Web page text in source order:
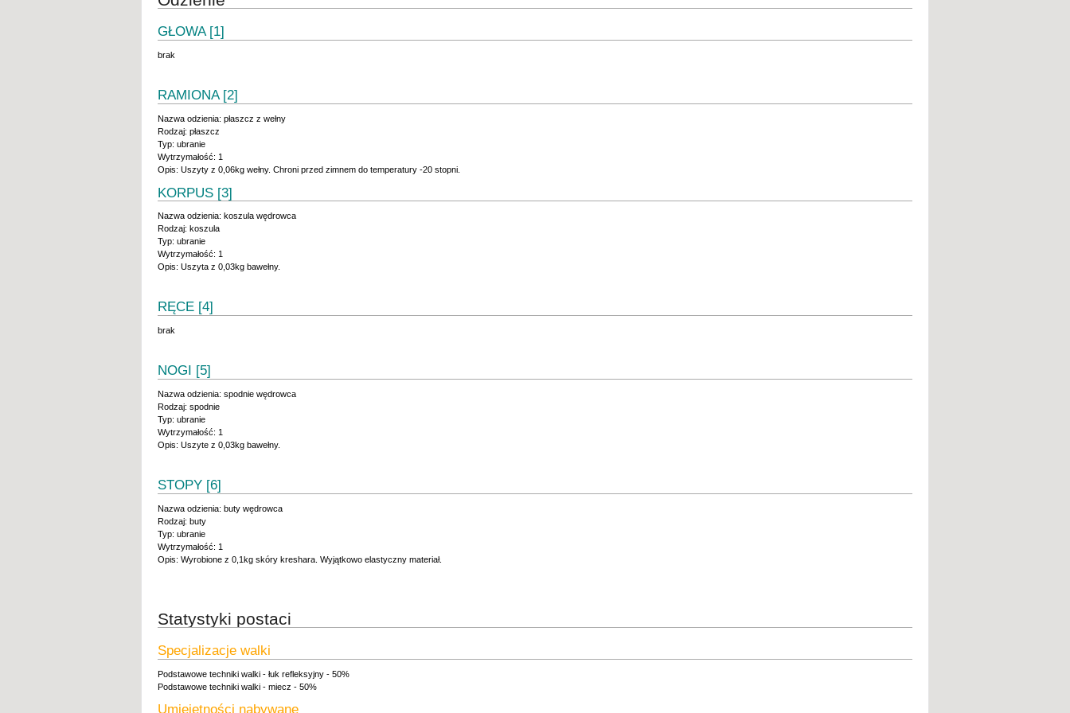
GŁOWA [1]
brak
RAMIONA [2]
Nazwa odzienia: płaszcz z wełny
Rodzaj: płaszcz
Typ: ubranie
Wytrzymałość: 1
Opis: Uszyty z 0,06kg wełny. Chroni przed zimnem do temperatury -20 stopni.
KORPUS [3]
Nazwa odzienia: koszula wędrowca
Rodzaj: koszula
Typ: ubranie
Wytrzymałość: 1
Opis: Uszyta z 0,03kg bawełny.
RĘCE [4]
brak
NOGI [5]
Nazwa odzienia: spodnie wędrowca
Rodzaj: spodnie
Typ: ubranie
Wytrzymałość: 1
Opis: Uszyte z 0,03kg bawełny.
STOPY [6]
Nazwa odzienia: buty wędrowca
Rodzaj: buty
Typ: ubranie
Wytrzymałość: 1
Opis: Wyrobione z 0,1kg skóry kreshara. Wyjątkowo elastyczny materiał.
Statystyki postaci
Specjalizacje walki
Podstawowe techniki walki - łuk refleksyjny - 50%
Podstawowe techniki walki - miecz - 50%
Umiejętności nabywane